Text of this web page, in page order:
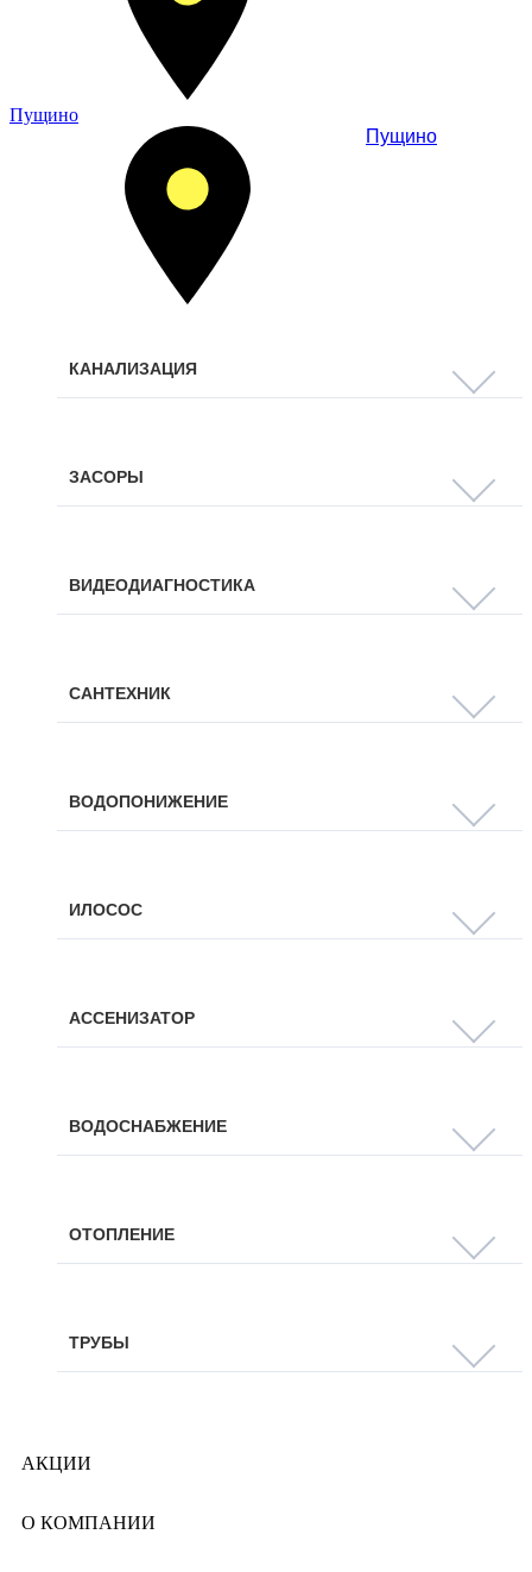
Пущино
Пущино
КАНАЛИЗАЦИЯ
ЗАСОРЫ
ВИДЕОДИАГНОСТИКА
САНТЕХНИК
ВОДОПОНИЖЕНИЕ
ИЛОСОС
АССЕНИЗАТОР
ВОДОСНАБЖЕНИЕ
ОТОПЛЕНИЕ
ТРУБЫ
АКЦИИ
О КОМПАНИИ